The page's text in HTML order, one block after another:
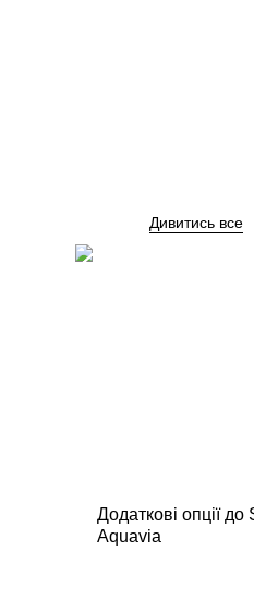
Дивитись все
Додаткові опції
Aquavia